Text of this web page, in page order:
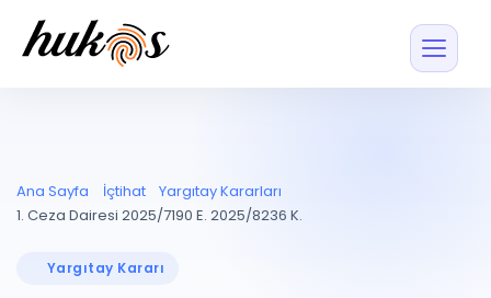
Entegrasyonu
UYAP ile otomatik
UYAP Evrak
Entegrasyonu
Blog
Ana Sayfa İçtihat
Yargıtay Kararları
1. Ceza Dairesi 2025/7190 E. 2025/8236 K.
Yargıtay Kararı